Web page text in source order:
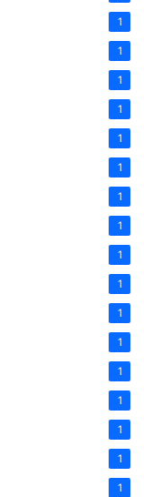
1
1
1
1
1
1
1
1
1
1
1
1
1
1
1
1
1